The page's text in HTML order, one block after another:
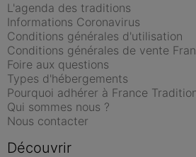
L'agenda des traditions
Informations Coronavirus
Conditions générales d'utilisation
Conditions générales de vente
Foire aux questions
Types d'hébergements
Pourquoi adhérer à France
Qui sommes nous ?
Nous contacter
Découvrir